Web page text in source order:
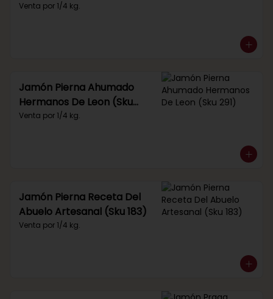
Venta por 1/4 kg.
Jamón Pierna Ahumado
Hermanos De Leon (Sku
291)
Venta por 1/4 kg.
Jamón Pierna Receta Del
Abuelo Artesanal (Sku 183)
Venta por 1/4 kg.